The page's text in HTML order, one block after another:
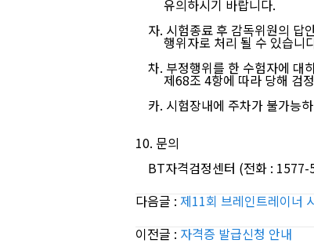
유의하시기 바랍니다.
자. 시험종료 후 감독위원의 답
행위자로 처리 될 수 있습니
차. 부정행위를 한 수험자에 대
제68조 4항에 따라 당해 검정
카. 시험장내에 주차가 불가능
10. 문의
BT자격검정센터 (전화 : 1577-
다음글 : 제11회 브레인트레이너
이전글 : 자격증 발급신청 안내